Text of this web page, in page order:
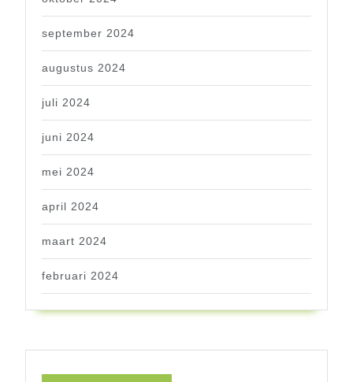
september 2024
augustus 2024
juli 2024
juni 2024
mei 2024
april 2024
maart 2024
februari 2024